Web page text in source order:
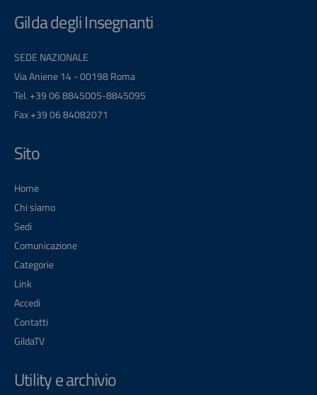
Gilda degli Insegnanti
SEDE NAZIONALE
Via Aniene 14 - 00198 Roma
Tel. +39 06 8845005-8845095
Fax +39 06 84082071
Sito
Home
Chi siamo
Sedi
Comunicazione
Categorie
Link
Accedi
Contatti
GildaTV
Utility e archivio